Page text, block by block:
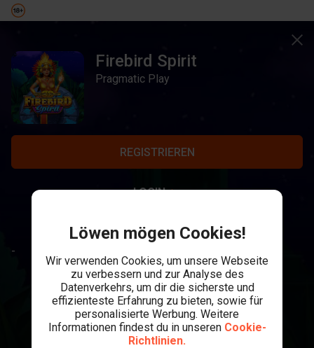
Firebird Spirit
Pragmatic Play
REGISTRIEREN
LOGIN
-
Löwen mögen Cookies!
Wir verwenden Cookies, um unsere Webseite
zu verbessern und zur Analyse des
Datenverkehrs, um dir die sicherste und
effizienteste Erfahrung zu bieten, sowie für
personalisierte Werbung. Weitere
Informationen findest du in unseren Cookie-
Richtlinien.